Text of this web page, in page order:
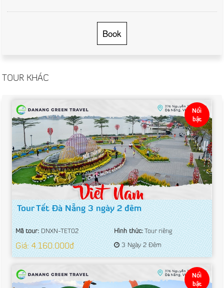
Book
TOUR KHÁC
Nổi
bật
Tour Tết Đà Nẵng 3 ngày 2 đêm
Mã tour: DNXN-TET02 Hình thức:Tour riêng
Giá: 4.160.000đ 3 Ngày 2 Đêm
Nổi
bật